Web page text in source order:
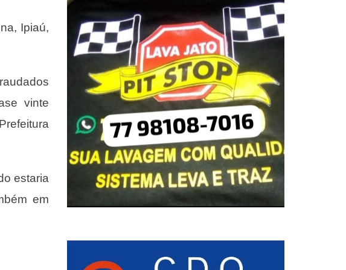
Ipiaú,
vinte
estaria
em